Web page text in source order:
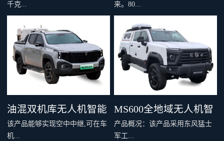
千克...
，四机协同最大载重 600 千克。
支持双电和四电两种模式，还可
灵活选择旗舰空吊和 DL200 吊运
系统。支持40公里O4图传，远距
对复杂环境。双PSDK接口，支持
更多负载拓展。Delivery App、大
疆司运、全新大疆运服App，多
来。80...
千克旗舰级载重，支持两种负载
系统，搭配丰富生态应用，重新
定义专业运载、突破更多场景界
限。智能安全系统与防护性能，
从容应对复杂场最全大候运输。
油混双机库无人机智能
巡检车（面议）
该产品能够实现空中中继,可在车
机...
MS600全地域无人机智
能巡检作业车（面议）
产品概况：该产品采用东风猛士
军工...